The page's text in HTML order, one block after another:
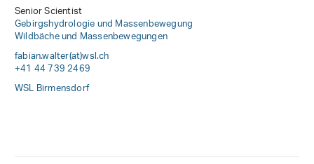
Senior Scientist
Gebirgshydrologie und Massenbewegung
Wildbäche und Massenbewegungen
fabian.walter(at)wsl.ch
+41 44 739 2469
WSL Birmensdorf